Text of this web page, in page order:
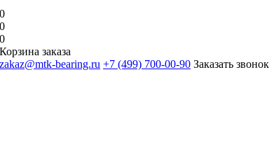
0
0
0
Корзина заказа
zakaz@mtk-bearing.ru +7 (499) 700-00-90 Заказать звонок